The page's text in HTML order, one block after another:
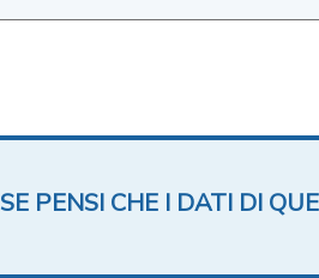
SE PENSI CHE I DATI DI